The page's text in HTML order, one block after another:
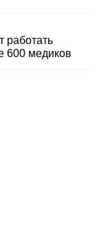
600 медиков